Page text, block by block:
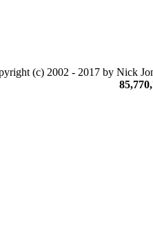
(c) 2002 - 2017 by Nick